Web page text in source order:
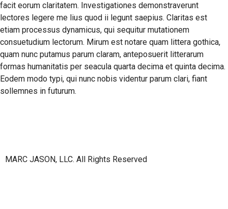
facit eorum claritatem. Investigationes demonstraverunt
lectores legere me lius quod ii legunt saepius. Claritas est
etiam processus dynamicus, qui sequitur mutationem
consuetudium lectorum. Mirum est notare quam littera gothica,
quam nunc putamus parum claram, anteposuerit litterarum
formas humanitatis per seacula quarta decima et quinta decima.
Eodem modo typi, qui nunc nobis videntur parum clari, fiant
sollemnes in futurum.
MARC JASON, LLC. All Rights Reserved